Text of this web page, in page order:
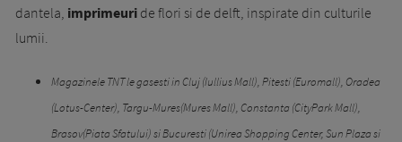
dantela, imprimeuri de flori si de delft, inspirate din culturile
lumii.
Magazinele TNT le gasesti in Cluj (Iullius Mall), Pitesti (Euromall), Oradea
(Lotus-Center), Targu-Mures(Mures Mall), Constanta (CityPark Mall),
Brasov(Piata Sfatului) si Bucuresti (Unirea Shopping Center, Sun Plaza si